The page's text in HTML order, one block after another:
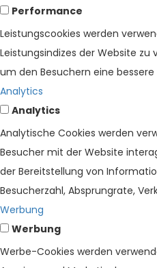
Performance
Leistungscookies werden
Leistungsindizes der Website
um den Besuchern eine
Analytics
Analytics
Analytische Cookies werden
Besucher mit der Website
der Bereitstellung von
Besucherzahl, Absprungrate,
Werbung
Werbung
Werbe-Cookies werden